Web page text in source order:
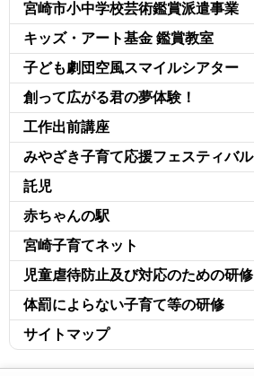
宮崎市小中学校芸術鑑賞派遣事業
キッズ・アート基金 鑑賞教室
子ども劇団空風スマイルシアター
創って広がる君の夢体験！
工作出前講座
みやざき子育て応援フェスティバル
託児
赤ちゃんの駅
宮崎子育てネット
児童虐待防止及び対応のための研修
体罰によらない子育て等の研修
サイトマップ